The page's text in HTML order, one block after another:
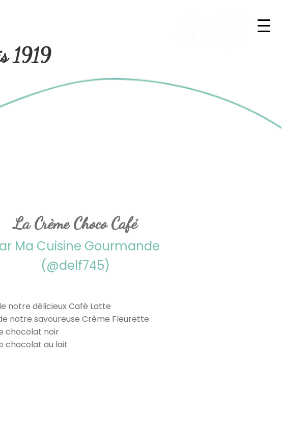
1919
La Crème Choco Café
Ma Cuisine Gourmande
(@delf745)
notre délicieux Café Latte
notre savoureuse Crème Fleurette
chocolat noir
chocolat au lait